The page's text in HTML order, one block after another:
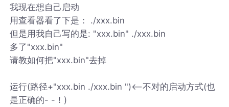
我现在想自己启动
用查看器看了下是： ./xxx.bin
但是用我自己写的是: "xxx.bin" ./xxx.bin
多了"xxx.bin"
请教如何把"xxx.bin"去掉
运行(路径+"xxx.bin ./xxx.bin ")<--不对的启动方式(也
是正确的- -！)